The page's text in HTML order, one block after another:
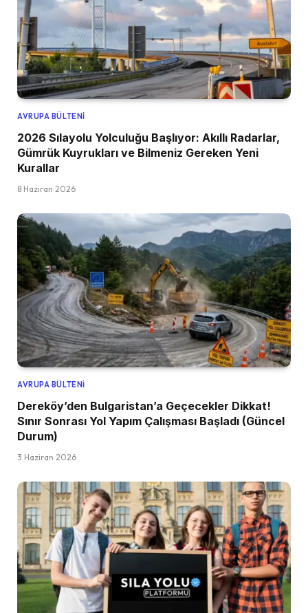
AVRUPA BÜLTENI
2026 Sılayolu Yolculuğu Başlıyor: Akıllı Radarlar,
Gümrük Kuyrukları ve Bilmeniz Gereken Yeni
Kurallar
8 Haziran 2026
AVRUPA BÜLTENI
Dereköy’den Bulgaristan’a Geçecekler Dikkat!
Sınır Sonrası Yol Yapım Çalışması Başladı (Güncel
Durum)
3 Haziran 2026